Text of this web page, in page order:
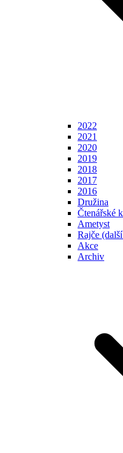
2022
2021
2020
2019
2018
2017
2016
Družina
Čtenářské
Ametyst
Rajče
Akce
Archiv